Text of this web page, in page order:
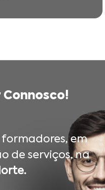
em
de serviços, na